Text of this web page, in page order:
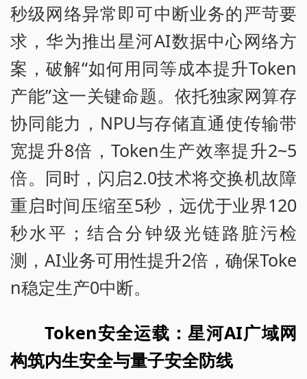
秒级网络异常即可中断业务的严苛要
求，华为推出星河AI数据中心网络方
案，破解“如何用同等成本提升Token
产能”这一关键命题。依托独家网算存
协同能力，NPU与存储直通使传输带
宽提升8倍，Token生产效率提升2~5
倍。同时，闪启2.0技术将交换机故障
重启时间压缩至5秒，远优于业界120
秒水平；结合分钟级光链路脏污检
测，AI业务可用性提升2倍，确保Toke
n稳定生产0中断。
Token安全运载：星河AI广域网
构筑内生安全与量子安全防线